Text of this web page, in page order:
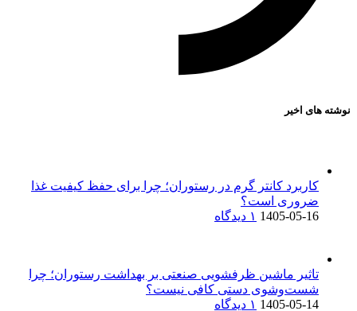
نوشته های اخیر
کاربرد کانتر گرم در رستوران؛ چرا برای حفظ کیفیت غذا
ضروری است؟
1405-05-16 ۱ دیدگاه
تاثیر ماشین ظرفشویی صنعتی بر بهداشت رستوران؛ چرا
شست‌وشوی دستی کافی نیست؟
1405-05-14 ۱ دیدگاه